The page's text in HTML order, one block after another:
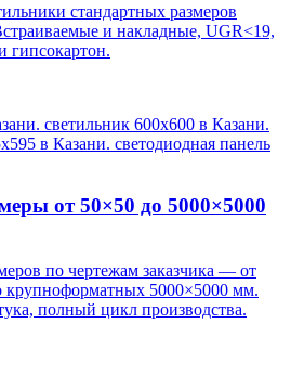
стандартных размеров
и накладные, UGR<19,
гипсокартон.
светильник 600х600 в Казани.
в Казани. светодиодная панель
от 50×50 до 5000×5000
по чертежам заказчика — от
5000×5000 мм.
полный цикл производства.